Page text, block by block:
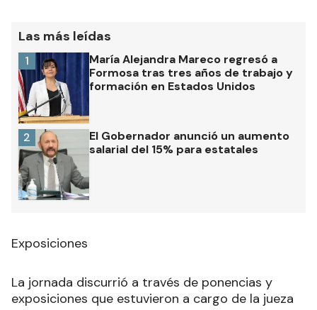
Las más leídas
María Alejandra Mareco regresó a
Formosa tras tres años de trabajo y
formación en Estados Unidos
1
El Gobernador anunció un aumento
salarial del 15% para estatales
2
Exposiciones
La jornada discurrió a través de ponencias y
exposiciones que estuvieron a cargo de la jueza